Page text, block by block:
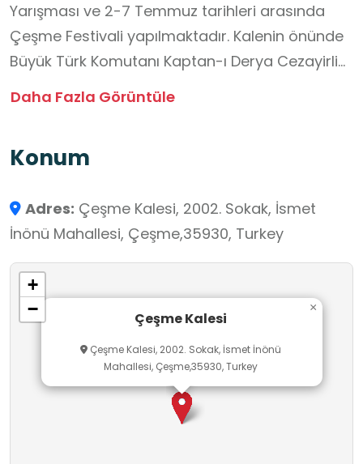
Yarışması ve 2-7 Temmuz tarihleri arasında
Çeşme Festivali yapılmaktadır. Kalenin önünde
Büyük Türk Komutanı Kaptan-ı Derya Cezayirli
Hasan Paşa'nın yanında aslanının olduğu heykel
Daha Fazla Görüntüle
Konum
Adres: Çeşme Kalesi, 2002. Sokak, İsmet
İnönü Mahallesi, Çeşme,35930, Turkey
Çeşme Kalesi
Çeşme Kalesi, 2002. Sokak, İsmet İnönü
Mahallesi, Çeşme,35930, Turkey
×
+
−